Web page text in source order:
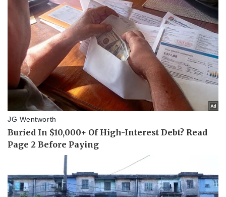
Sản phụ khoa
Nhi khoa
Nam khoa
Làm đẹp - giảm cân
Phòng mạch online
Ăn sạch sống khỏe
Tình yêu - Gia đình